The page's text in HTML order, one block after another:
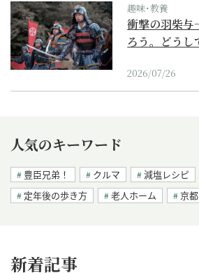
趣味･教養
衝撃の羽柴与
ろう。どう
2026/07/26
人気のキーワード
豊臣兄弟！ クルマ 減塩レシピ
定年後の歩き方
老人ホーム 京都
新着記事